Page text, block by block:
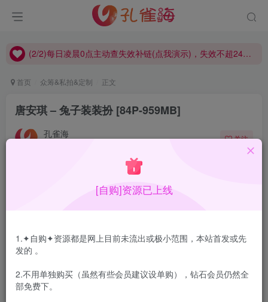
(2/2)每日凌晨0点主动查失效补链(点我演示)，失效不超24小时，
(2/2)每日凌晨0点主动查失效补链(点我演示)，失效不超24小时，
首页 众筹&私拍&定制 正文
唐安琪 – 兔子装装扮 [84P-959MB]
孔雀海 关注
[自购]资源已上线
1.✦自购✦资源都是网上目前未流出或极小范围，本站首发或先
发的 。
2.不用单独购买（虽然有些会员建议设单购），钻石会员仍然全
部免费下。